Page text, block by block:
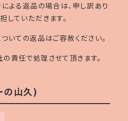
よる返品の場合は、申し訳あり
していただきます。
いての返品はご容赦ください。
責任で処理させて頂きます。
の山久)